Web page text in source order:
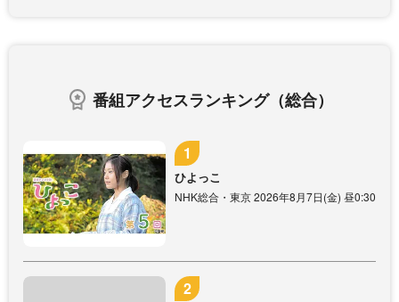
番組アクセスランキング（総合）
ひよっこ
NHK総合・東京 2026年8月7日(金) 昼0:30